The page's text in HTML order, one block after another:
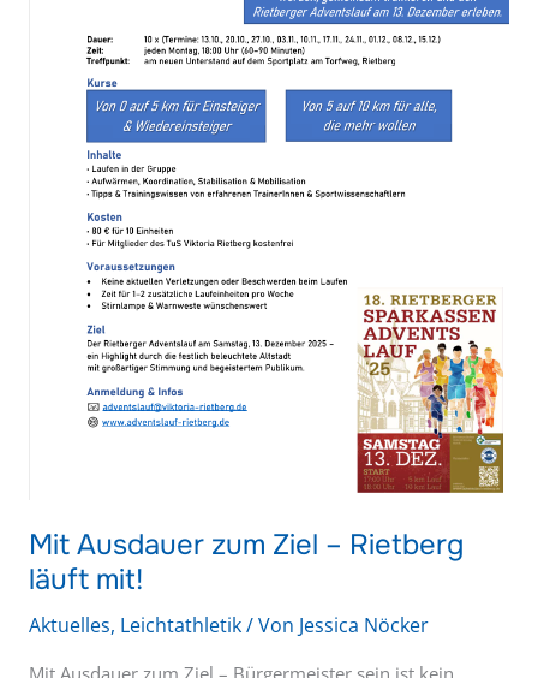
Mit Ausdauer zum Ziel – Rietberg
läuft mit!
Aktuelles, Leichtathletik/ Von Jessica Nöcker
Mit Ausdauer zum Ziel – Bürgermeister sein ist kein